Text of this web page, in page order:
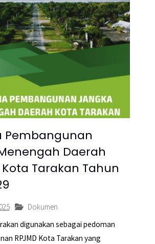
Pembangunan
Daerah
Kota Tarakan Tahun
Dokumen
digunakan sebagai pedoman
RPJMD Kota Tarakan yang